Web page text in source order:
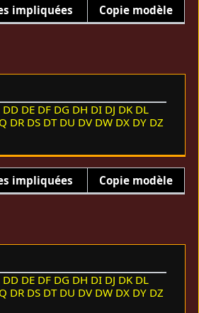
impliquées Copie modèle
DD DE DF DG DH DI DJ DK DL
DR DS DT DU DV DW DX DY DZ
impliquées Copie modèle
DD DE DF DG DH DI DJ DK DL
DR DS DT DU DV DW DX DY DZ